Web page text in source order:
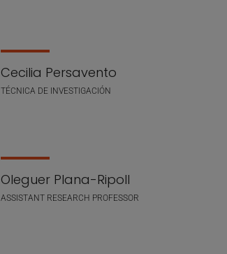
Cecilia Persavento
TÉCNICA DE INVESTIGACIÓN
Oleguer Plana-Ripoll
ASSISTANT RESEARCH PROFESSOR